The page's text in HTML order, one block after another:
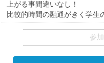
上がる事間違いなし！
比較的時間の融通がきく学生
参